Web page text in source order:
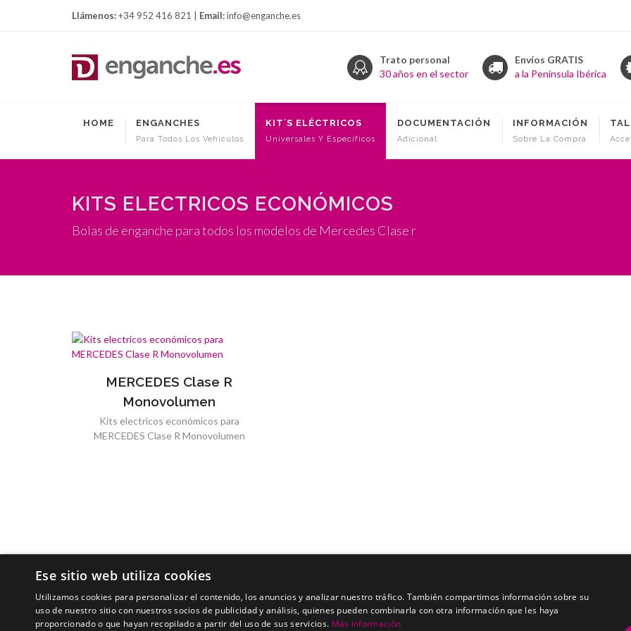
Llámenos:+34 952 416 821 | Email:info@enganche.es
Trato personal
30 años en el sector
Envíos GRATIS
a la Península Ibérica
HOME ENGANCHES
Para Todos Los Vehículos
KIT´S ELÉCTRICOS
Universales Y Específicos
DOCUMENTACIÓN
Adicional
INFORMACIÓN
Sobre La Compra
KITS ELECTRICOS ECONÓMICOS
Bolas de enganche para todos los modelos de Mercedes Clase r
MERCEDES Clase R
Monovolumen
Kits electricos económicos para
MERCEDES Clase R Monovolumen
Ese sitio web utiliza cookies
Utilizamos cookies para personalizar el contenido, los anuncios y analizar nuestro tráfico. También compartimos información sobre su
uso de nuestro sitio con nuestros socios de publicidad y análisis, quienes pueden combinarla con otra información que les haya
proporcionado o que hayan recopilado a partir del uso de sus servicios. Más información